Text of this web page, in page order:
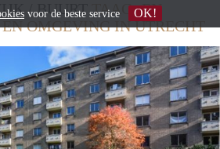
/ BUURTTAAG- EN
OMGEVING IN UTRECHT
voor de beste service OK!